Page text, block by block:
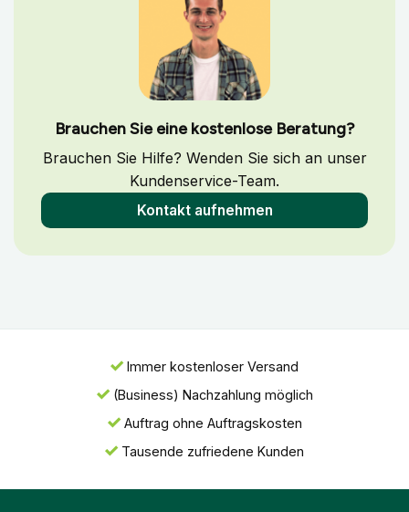
Brauchen Sie eine kostenlose Beratung?
Brauchen Sie Hilfe? Wenden Sie sich an unser
Kundenservice-Team.
Kontakt aufnehmen
Immer kostenloser Versand
(Business) Nachzahlung möglich
Auftrag ohne Auftragskosten
Tausende zufriedene Kunden